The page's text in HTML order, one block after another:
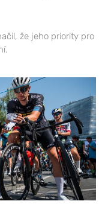
že jeho priority pro